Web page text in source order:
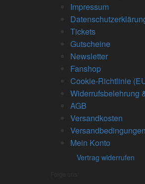
Impressum
Tickets
Gutscheine
Newsletter
Fanshop
Cookie-Richtlinie
Widerrufsbelehrung
AGB
Versandkosten
Versandbedingungen
Mein Konto
Vertrag widerrufen